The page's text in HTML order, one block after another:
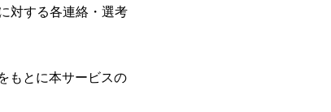
対する各連絡・選考
とに本サービスの